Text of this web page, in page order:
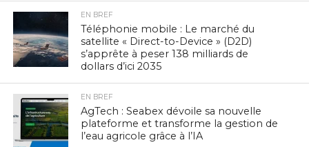
EN BREF
Téléphonie mobile : Le marché du
satellite « Direct-to-Device » (D2D)
s’apprête à peser 138 milliards de
dollars d’ici 2035
EN BREF
AgTech : Seabex dévoile sa nouvelle
plateforme et transforme la gestion de
l’eau agricole grâce à l’IA